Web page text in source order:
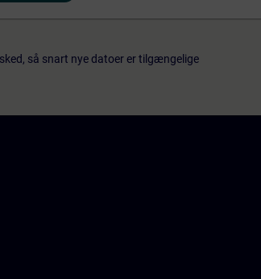
så snart nye datoer er tilgængelige